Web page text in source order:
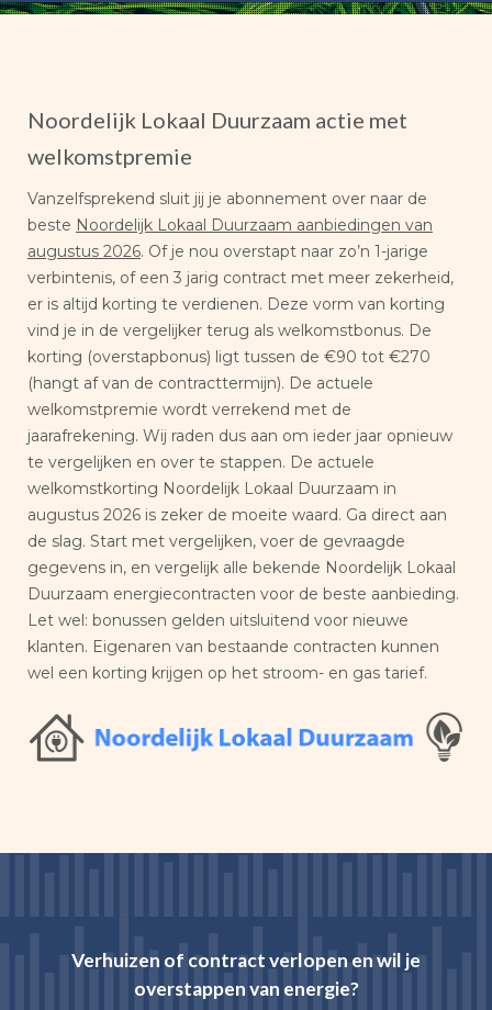
Noordelijk Lokaal Duurzaam actie met
welkomstpremie
Vanzelfsprekend sluit jij je abonnement over naar de
beste Noordelijk Lokaal Duurzaam aanbiedingen van
augustus 2026. Of je nou overstapt naar zo’n 1-jarige
verbintenis, of een 3 jarig contract met meer zekerheid,
er is altijd korting te verdienen. Deze vorm van korting
vind je in de vergelijker terug als welkomstbonus. De
korting (overstapbonus) ligt tussen de €90 tot €270
(hangt af van de contracttermijn). De actuele
welkomstpremie wordt verrekend met de
jaarafrekening. Wij raden dus aan om ieder jaar opnieuw
te vergelijken en over te stappen. De actuele
welkomstkorting Noordelijk Lokaal Duurzaam in
augustus 2026 is zeker de moeite waard. Ga direct aan
de slag. Start met vergelijken, voer de gevraagde
gegevens in, en vergelijk alle bekende Noordelijk Lokaal
Duurzaam energiecontracten voor de beste aanbieding.
Let wel: bonussen gelden uitsluitend voor nieuwe
klanten. Eigenaren van bestaande contracten kunnen
wel een korting krijgen op het stroom- en gas tarief.
Verhuizen of contract verlopen en wil je
overstappen van energie?